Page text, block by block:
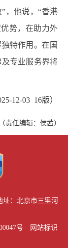
，他说，“香港
势，在助力外
特作用。在国
专业服务界将
12-03 16版）
（责任编辑：侯茜）
址：北京市三里河
号 网站标识